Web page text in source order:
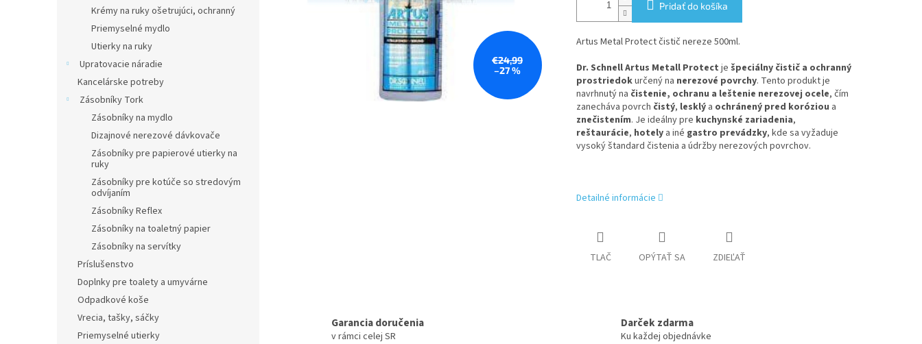
Krémy na ruky ošetrujúci, ochranný
Priemyselné mydlo
Utierky na ruky
Upratovacie náradie
Kancelárske potreby
Zásobníky Tork
Zásobníky na mydlo
Dizajnové nerezové dávkovače
Zásobníky pre papierové utierky na
ruky
Zásobníky pre kotúče so stredovým
odvíjaním
Zásobníky Reflex
Zásobníky na toaletný papier
Zásobníky na servítky
Príslušenstvo
Doplnky pre toalety a umyvárne
Odpadkové koše
Vrecia, tašky, sáčky
Priemyselné utierky
€24,99
–27 %
Pridať do košíka
Artus Metal Protect čistič nereze 500ml.
Dr. Schnell Artus Metall Protect je špeciálny čistič a ochranný
prostriedokurčený na nerezové povrchy. Tento produkt je
navrhnutý na čistenie, ochranu a leštenie nerezovej ocele, čím
zanecháva povrch čistý, lesklýa ochránený pred koróziou a
znečistením. Je ideálny pre kuchynské zariadenia,
reštaurácie, hotelya iné gastro prevádzky, kde sa vyžaduje
vysoký štandard čistenia a údržby nerezových povrchov.
Detailné informácie
TLAČ OPÝTAŤ SA ZDIEĽAŤ
Garancia doručenia
v rámci celej SR
Darček zdarma
Ku každej objednávke